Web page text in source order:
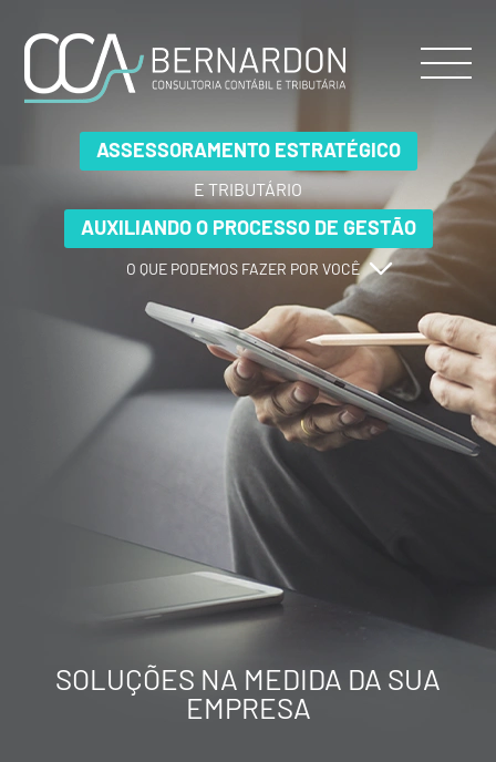
ASSESSORAMENTO ESTRATÉGICO
E TRIBUTÁRIO
AUXILIANDO O PROCESSO DE GESTÃO
O QUE PODEMOS FAZER POR VOCÊ
ASSESSORAMENTO ESTRATÉGICO
E TRIBUTÁRIO
AUXILIANDO O PROCESSO DE GESTÃO
O QUE PODEMOS FAZER POR VOCÊ
ASSESSORAMENTO ESTRATÉGICO
E TRIBUTÁRIO
AUXILIANDO O PROCESSO DE GESTÃO
O QUE PODEMOS FAZER POR VOCÊ
SOLUÇÕES NA MEDIDA DA SUA
EMPRESA